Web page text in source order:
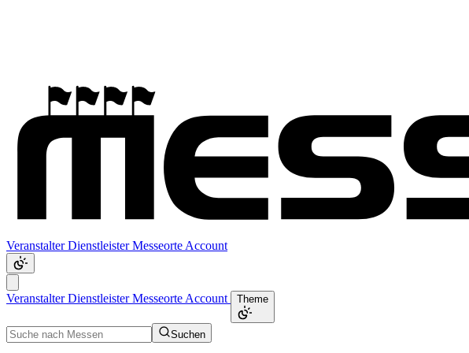
VeranstalterDienstleisterMesseorte Account
VeranstalterDienstleisterMesseorte Account Theme
Suchen